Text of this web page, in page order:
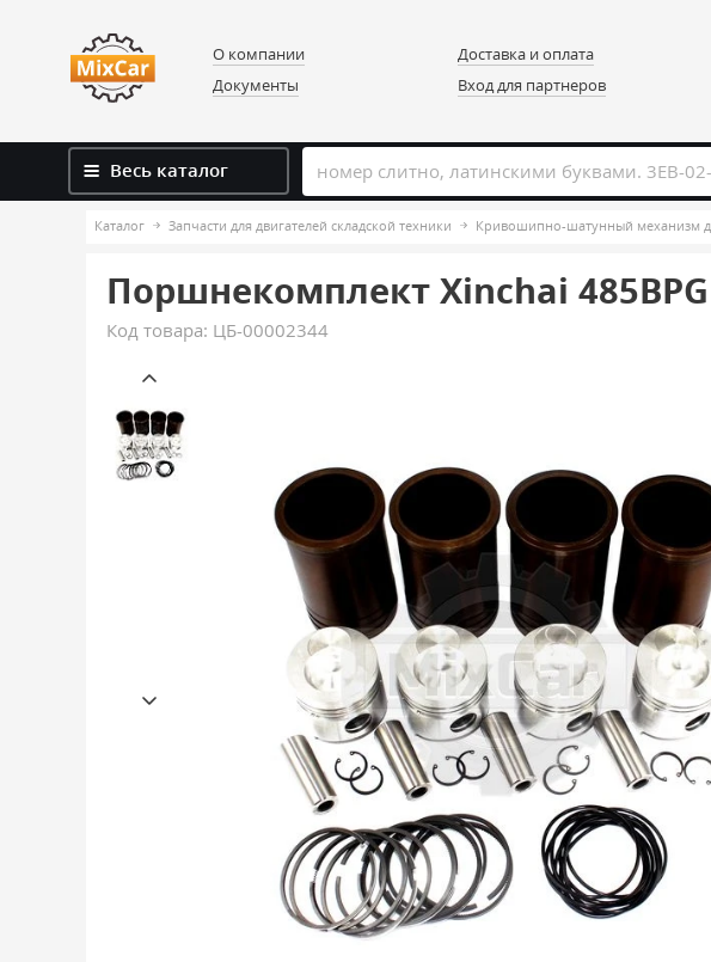
О компании
Документы
Доставка и оплата
Вход для партнеров
Весь каталог
Каталог Запчасти для двигателей складской техники Кривошипно-шатунный механизм
Поршнекомплект Xinchai 485BPG
Код товара: ЦБ-00002344